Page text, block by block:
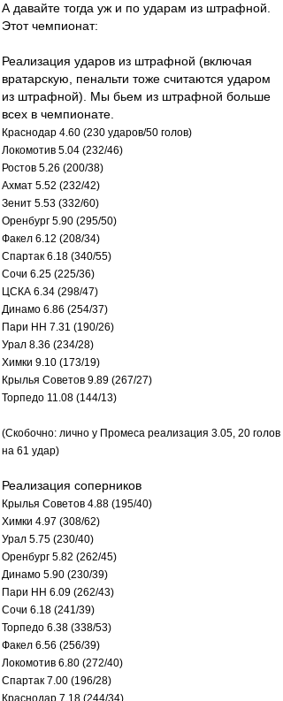
А давайте тогда уж и по ударам из штрафной.
Этот чемпионат:
Реализация ударов из штрафной (включая
вратарскую, пенальти тоже считаются ударом
из штрафной). Мы бьем из штрафной больше
всех в чемпионате.
Краснодар 4.60 (230 ударов/50 голов)
Локомотив 5.04 (232/46)
Ростов 5.26 (200/38)
Ахмат 5.52 (232/42)
Зенит 5.53 (332/60)
Оренбург 5.90 (295/50)
Факел 6.12 (208/34)
Спартак 6.18 (340/55)
Сочи 6.25 (225/36)
ЦСКА 6.34 (298/47)
Динамо 6.86 (254/37)
Пари НН 7.31 (190/26)
Урал 8.36 (234/28)
Химки 9.10 (173/19)
Крылья Советов 9.89 (267/27)
Торпедо 11.08 (144/13)
(Скобочно: лично у Промеса реализация 3.05, 20 голов
на 61 удар)
Реализация соперников
Крылья Советов 4.88 (195/40)
Химки 4.97 (308/62)
Урал 5.75 (230/40)
Оренбург 5.82 (262/45)
Динамо 5.90 (230/39)
Пари НН 6.09 (262/43)
Сочи 6.18 (241/39)
Торпедо 6.38 (338/53)
Факел 6.56 (256/39)
Локомотив 6.80 (272/40)
Спартак 7.00 (196/28)
Краснодар 7.18 (244/34)